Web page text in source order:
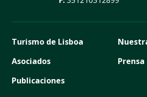
Turismo de Lisboa
Asociados
Publicaciones
Prensa